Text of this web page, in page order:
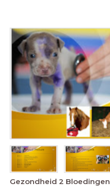
Gezondheid 2 Bloedingen